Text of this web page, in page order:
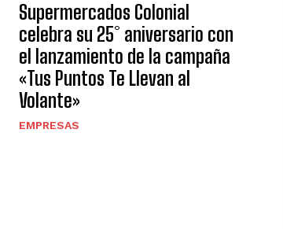
Supermercados Colonial
celebra su 25° aniversario con
el lanzamiento de la campaña
«Tus Puntos Te Llevan al
Volante»
EMPRESAS